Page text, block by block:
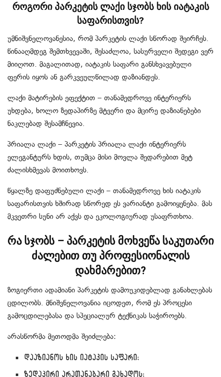
როგორი პარკეტის ლაქი სჯობს ხის იატაკის
საფარისთვის?
უმნიშვნელოვანესია, რომ პარკეტის ლაქი სწორად შეირჩეს.
წინააღმდეგ შემთხვევაში, შესაძლოა, სასურველი შედეგი ვერ
მიიღოთ. მაგალითად, იატაკის საფარი განსხვავებული
ფერის იყოს ან გარკვეულწილად დაზიანდეს.
ლაქი მატირების ეფექტით – თანამედროვე ინტერიერს
უხდება, ხოლო ზედაპირზე მტვერი და მცირე დაზიანებები
ნაკლებად შესამჩნევია.
პრიალა ლაქი – პარკეტის პრიალა ლაქი ინტერიერს
ელეგანტურს ხდის, თუმცა მისი მოვლა შედარებით მეტ
ძალისხმევას მოითხოვს.
წყალზე დაფუძნებული ლაქი – თანამედროვე ხის იატაკის
საფარისთვის ხშირად სწორედ ეს ვარიანტი გამოიყენება. მას
მკვეთრი სუნი არ აქვს და ეკოლოგიურად უსაფრთხოა.
რა სჯობს – პარკეტის მოხვეწა საკუთარი
ძალებით თუ პროფესიონალის
დახმარებით?
ზოგიერთი ადამიანი პარკეტის დამოუკიდებლად განახლებას
ცდილობს. მნიშვნელოვანია იცოდეთ, რომ ეს პროცესი
გამოცდილებასა და სპეციალურ ტექნიკას საჭიროებს.
არასწორმა მეთოდმა შეიძლება:
დააზიანოს ხის იატაკის საფარი;
ზედაპირი არათანაბარი გახადოს;